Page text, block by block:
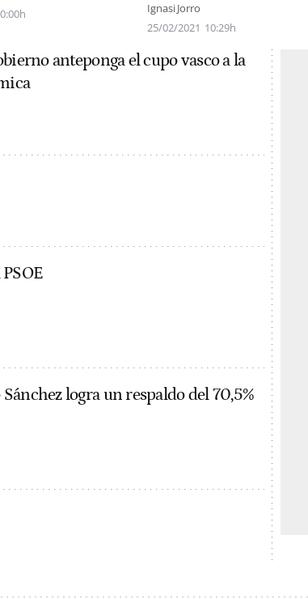
Ignasi Jorro
25/02/2021 10:29h
anteponga el cupo vasco a la
logra un respaldo del 70,5%